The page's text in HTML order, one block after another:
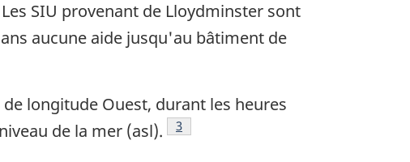
SIU provenant de Lloydminster sont
aucune aide jusqu'au bâtiment de
longitude Ouest, durant les heures
de la mer (asl).
Note de bas de page
3